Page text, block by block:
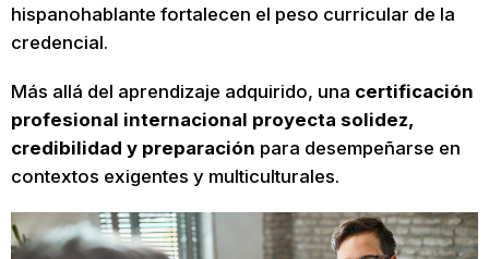
hispanohablante fortalecen el peso curricular de la
credencial.
Más allá del aprendizaje adquirido, una certificación
profesional internacional proyecta solidez,
credibilidad y preparación para desempeñarse en
contextos exigentes y multiculturales.